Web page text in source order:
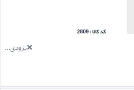
کد کالا : 2809
بزودی...